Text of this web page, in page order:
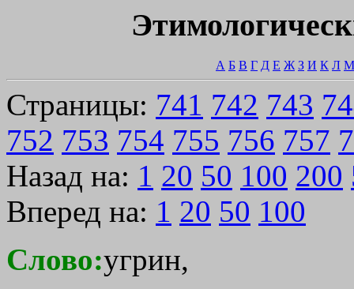
А Б В Г Д Е Ж З И К Л М
Страницы: 741 742 743
752 753 754 755 756 757
Назад на: 1 20 50 100 200
Вперед на: 1 20 50 100
Слово:угрин,